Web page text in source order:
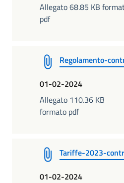
Allegato 68.85 KB
pdf
Regolamento-
01-02-2024
Allegato 110.36 KB
formato pdf
Tariffe-2023-
01-02-2024